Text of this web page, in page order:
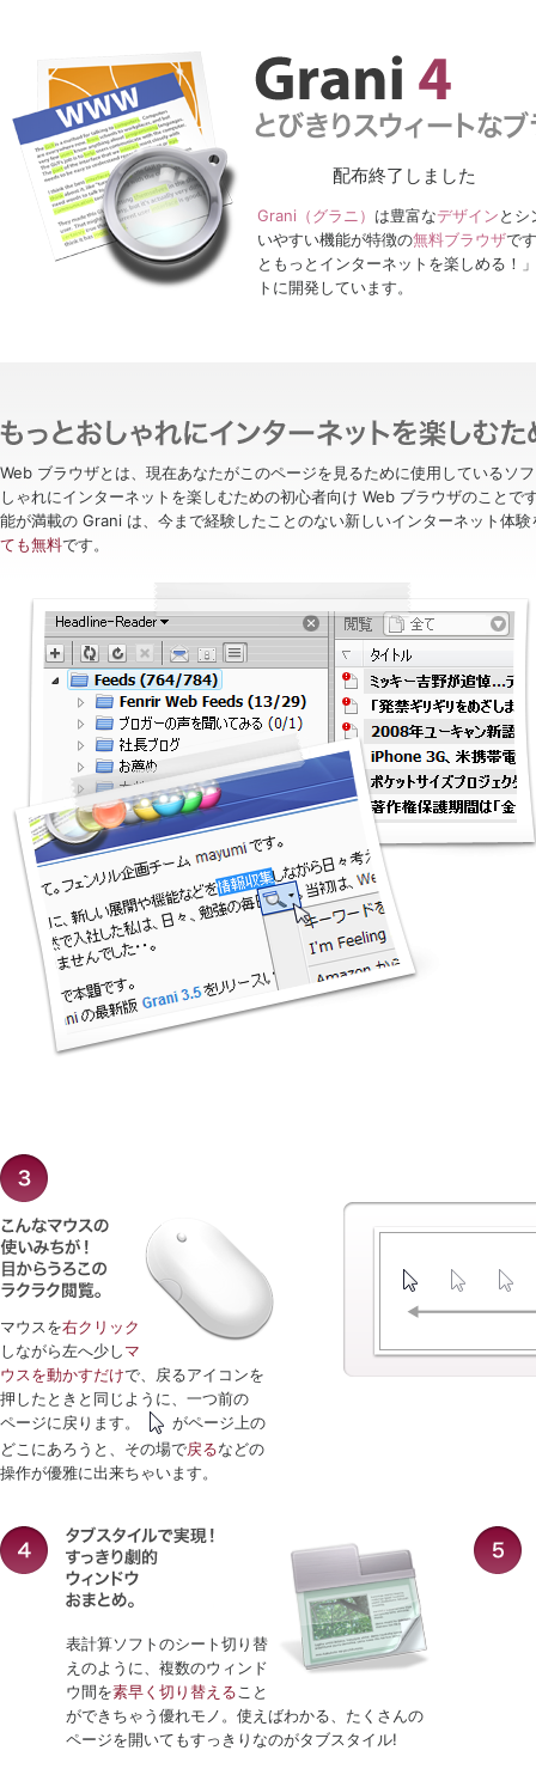
配布終了しました
Grani（グラニ） は豊富なデザインとシ
いやすい機能が特徴の無料ブラウザで
ともっとインターネットを楽しめる！
トに開発しています。
Web ブラウザとは、現在あなたがこのページを見るために使用しているソ
しゃれにインターネットを楽しむための初心者向け Web ブラウザのこと
能が満載の Grani は、今まで経験したことのない新しいインターネット体
ても無料です。
マウスを右クリック
しながら左へ少しマ
ウスを動かすだけで、戻るアイコンを
押したときと同じように、一つ前の
ページに戻ります。
がページ上の
どこにあろうと、その場で戻るなどの
操作が優雅に出来ちゃいます。
表計算ソフトのシート切り替
えのように、複数のウィンド
ウ間を素早く切り替える こと
ができちゃう優れモノ。使えばわかる、たくさんの
ページを開いてもすっきりなのがタブスタイル!